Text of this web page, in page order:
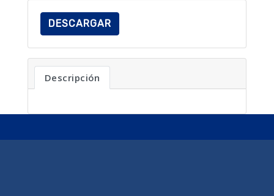
DESCARGAR
Descripción